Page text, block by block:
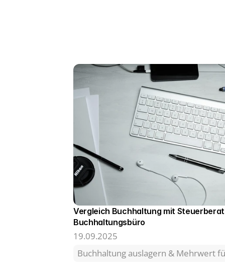
Vergleich Buchhaltung mit
Buchhaltungsbüro
19.09.2025
Buchhaltung auslagern & Mehrwert